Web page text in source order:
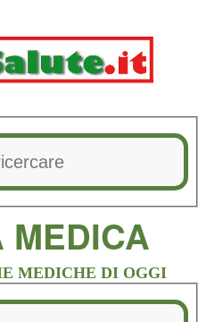
MEDICA
MEDICHE DI OGGI